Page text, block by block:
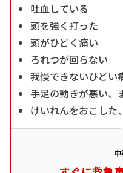
吐血している
頭を強く打った
頭がひどく痛い
ろれつが回らない
我慢できないひどい
手足の動きが悪い、
けいれんをおこした